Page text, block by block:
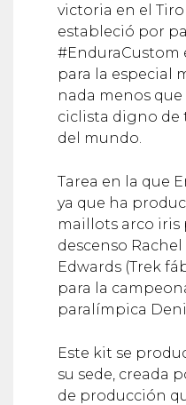
victoria en el
estableció por
#EnduraCustom
para la especial
nada menos
ciclista digno de
del mundo.
Tarea en la que
ya que ha
maillots arco iris
descenso
Edwards (Trek
para la
paralímpica
Este kit se
su sede, creada
de producción